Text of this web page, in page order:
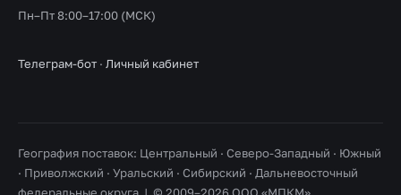
Пн–Пт 8:00–17:00 (МСК)
Телеграм-бот · Личный кабинет
География поставок: Центральный · Северо-Западный · Южный
· Приволжский · Уральский · Сибирский · Дальневосточный